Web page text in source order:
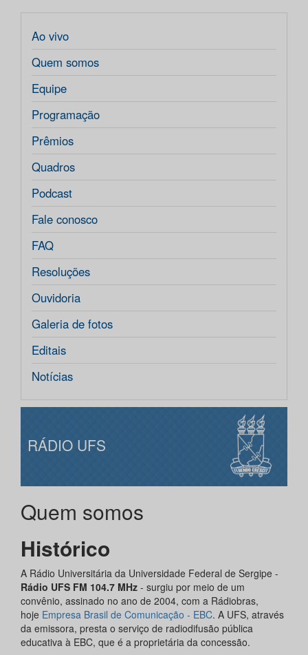
Ao vivo
Quem somos
Equipe
Programação
Prêmios
Quadros
Podcast
Fale conosco
FAQ
Resoluções
Ouvidoria
Galeria de fotos
Editais
Notícias
RÁDIO UFS
Quem somos
Histórico
A Rádio Universitária da Universidade Federal de Sergipe -
Rádio UFS FM 104.7 MHz - surgiu por meio de um
convênio, assinado no ano de 2004, com a Rádiobras,
hoje Empresa Brasil de Comunicação - EBC. A UFS, através
da emissora, presta o serviço de radiodifusão pública
educativa à EBC, que é a proprietária da concessão.